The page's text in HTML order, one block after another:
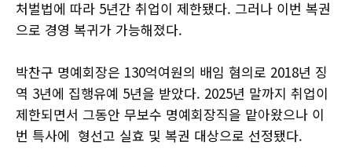
처벌법에 따라 5년간 취업이 제한됐다. 그러나 이번 복권
으로 경영 복귀가 가능해졌다.
박찬구 명예회장은 130억여원의 배임 혐의로 2018년 징
역 3년에 집행유예 5년을 받았다. 2025년 말까지 취업이
제한되면서 그동안 무보수 명예회장직을 맡아왔으나 이
번 특사에 형선고 실효 및 복권 대상으로 선정됐다.